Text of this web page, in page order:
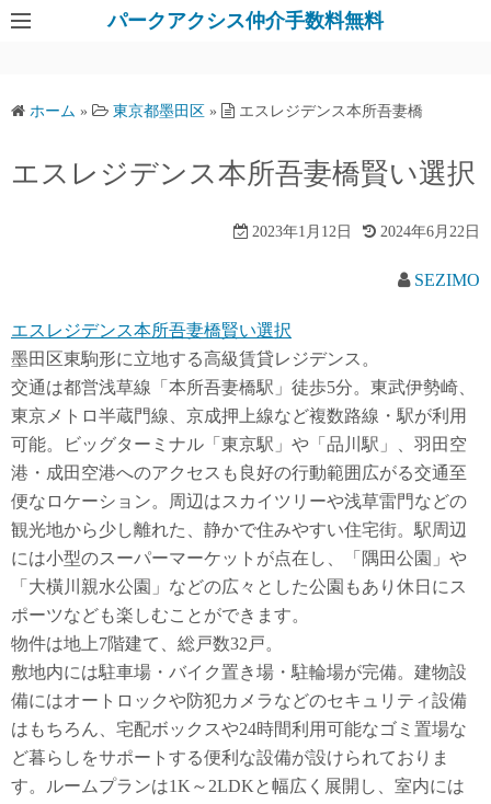
パークアクシス仲介手数料無料
ホーム » 東京都墨田区 » エスレジデンス本所吾妻橋
エスレジデンス本所吾妻橋賢い選択
2023年1月12日 2024年6月22日
SEZIMO
エスレジデンス本所吾妻橋賢い選択
墨田区東駒形に立地する高級賃貸レジデンス。
交通は都営浅草線「本所吾妻橋駅」徒歩5分。東武伊勢崎、
東京メトロ半蔵門線、京成押上線など複数路線・駅が利用
可能。ビッグターミナル「東京駅」や「品川駅」、羽田空
港・成田空港へのアクセスも良好の行動範囲広がる交通至
便なロケーション。周辺はスカイツリーや浅草雷門などの
観光地から少し離れた、静かで住みやすい住宅街。駅周辺
には小型のスーパーマーケットが点在し、「隅田公園」や
「大橫川親水公園」などの広々とした公園もあり休日にス
ポーツなども楽しむことができます。
物件は地上7階建て、総戸数32戸。
敷地内には駐車場・バイク置き場・駐輪場が完備。建物設
備にはオートロックや防犯カメラなどのセキュリティ設備
はもちろん、宅配ボックスや24時間利用可能なゴミ置場な
ど暮らしをサポートする便利な設備が設けられておりま
す。ルームプランは1K～2LDKと幅広く展開し、室内には